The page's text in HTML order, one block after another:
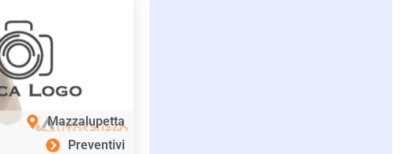
Mazzalupetta
Preventivi